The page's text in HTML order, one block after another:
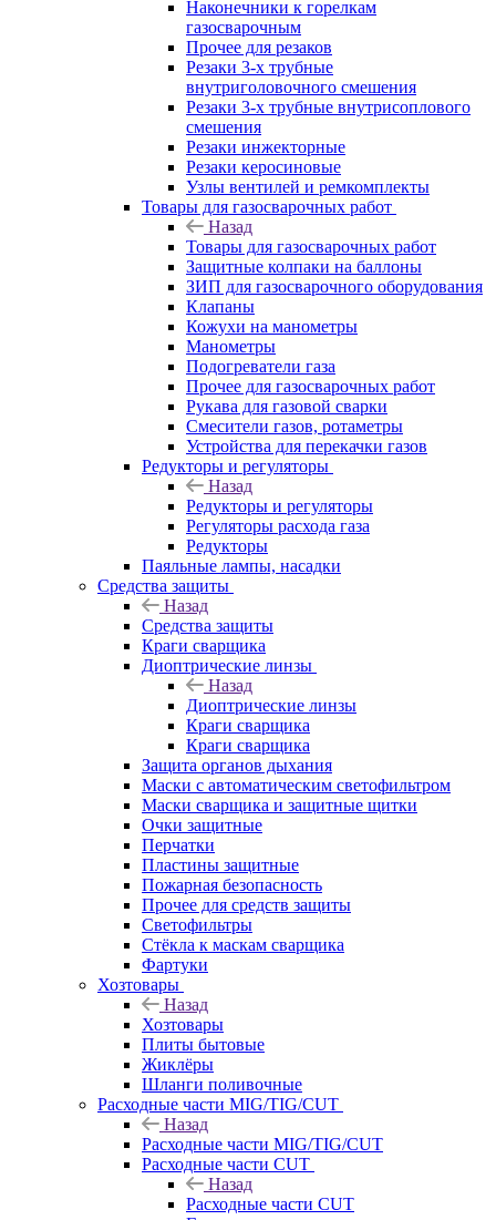
Наконечники к горелкам
газосварочным
Прочее для резаков
Резаки 3-х трубные
внутриголовочного смешения
Резаки 3-х трубные внутрисоплового
смешения
Резаки инжекторные
Резаки керосиновые
Узлы вентилей и ремкомплекты
Товары для газосварочных работ
Назад
Товары для газосварочных работ
Защитные колпаки на баллоны
ЗИП для газосварочного оборудования
Клапаны
Кожухи на манометры
Манометры
Подогреватели газа
Прочее для газосварочных работ
Рукава для газовой сварки
Смесители газов, ротаметры
Устройства для перекачки газов
Редукторы и регуляторы
Назад
Редукторы и регуляторы
Регуляторы расхода газа
Редукторы
Паяльные лампы, насадки
Средства защиты
Назад
Средства защиты
Краги сварщика
Диоптрические линзы
Назад
Диоптрические линзы
Краги сварщика
Краги сварщика
Защита органов дыхания
Маски с автоматическим светофильтром
Маски сварщика и защитные щитки
Очки защитные
Перчатки
Пластины защитные
Пожарная безопасность
Прочее для средств защиты
Светофильтры
Стёкла к маскам сварщика
Фартуки
Хозтовары
Назад
Хозтовары
Плиты бытовые
Жиклёры
Шланги поливочные
Расходные части MIG/TIG/CUT
Назад
Расходные части MIG/TIG/CUT
Расходные части CUT
Назад
Расходные части CUT